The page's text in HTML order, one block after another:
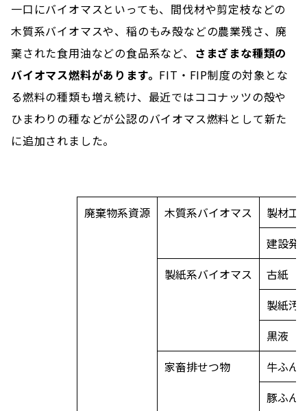
一口にバイオマスといっても、間伐材や剪定枝などの
木質系バイオマスや、稲のもみ殻などの農業残さ、廃
棄された食用油などの食品系など、 さまざまな種類の
バイオマス燃料があります。 FIT・FIP制度の対象とな
る燃料の種類も増え続け、最近ではココナッツの殻や
ひまわりの種などが公認のバイオマス燃料として新た
に追加されました。
廃棄物系資源 木質系バイオマス
製材工
建設発
製紙系バイオマス
古紙
製紙汚
黒液
家畜排せつ物
牛ふん
豚ふん